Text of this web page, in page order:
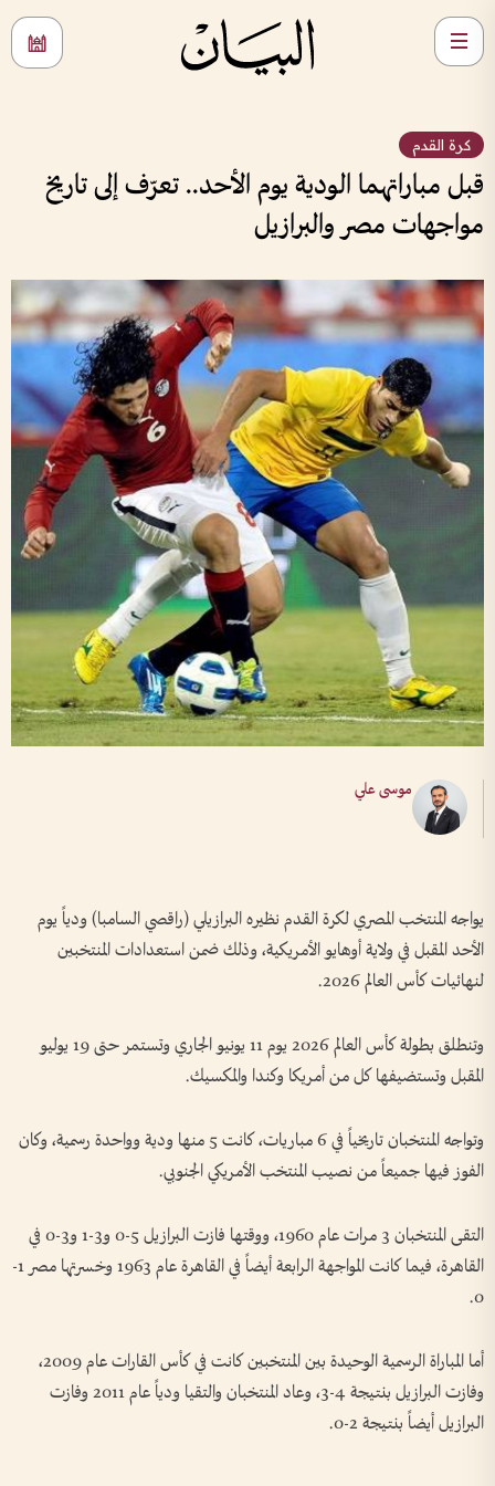
كرة القدم
قبل مباراتهما الودية يوم الأحد.. تعرّف إلى تاريخ
مواجهات مصر والبرازيل
موسى علي
يواجه المنتخب المصري لكرة القدم نظيره البرازيلي (راقصي السامبا) ودياً يوم
الأحد المقبل في ولاية أوهايو الأمريكية، وذلك ضمن استعدادات المنتخبين
لنهائيات كأس العالم 2026.
وتنطلق بطولة كأس العالم 2026 يوم 11 يونيو الجاري وتستمر حتى 19 يوليو
المقبل وتستضيفها كل من أمريكا وكندا والمكسيك.
وتواجه المنتخبان تاريخياً في 6 مباريات، كانت 5 منها ودية وواحدة رسمية، وكان
الفوز فيها جميعاً من نصيب المنتخب الأمريكي الجنوبي.
التقى المنتخبان 3 مرات عام 1960، ووقتها فازت البرازيل 5-0 و3-1 و3-0 في
القاهرة، فيما كانت المواجهة الرابعة أيضاً في القاهرة عام 1963 وخسرتها مصر 1-
0.
أما المباراة الرسمية الوحيدة بين المنتخبين كانت في كأس القارات عام 2009،
وفازت البرازيل بنتيجة 4-3، وعاد المنتخبان والتقيا ودياً عام 2011 وفازت
البرازيل أيضاً بنتيجة 2-0.